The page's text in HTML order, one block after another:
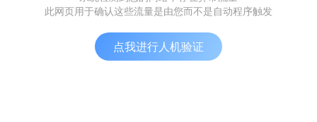
此网页用于确认这些流量是由您而不是自动程序触发
点我进行人机验证